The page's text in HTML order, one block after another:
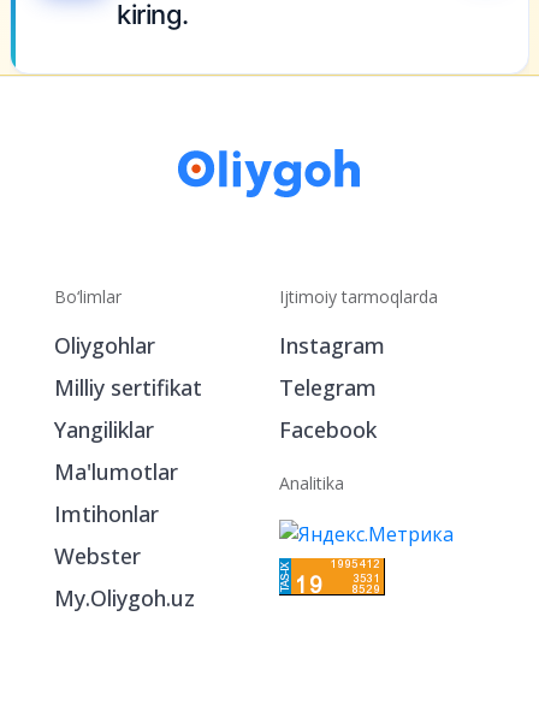
Bo‘limlar
Oliygohlar
Imtihonlar
Ijtimoiy tarmoqlarda
Telegram
Facebook
Analitika